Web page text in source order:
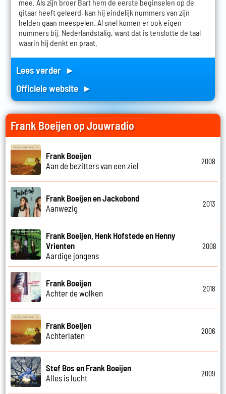
mee. Als zijn broer Bart hem de eerste beginselen op de
gitaar heeft geleerd, kan hij eindelijk nummers van zijn
helden gaan meespelen. Al snel komen er ook eigen
nummers bij. Nederlandstalig, want dat is tenslotte de taal
waarin hij denkt en praat.
Lees verder ►
Officiele website ►
Frank Boeijen op Jouwradio
Frank Boeijen
Aan de bezitters van een ziel
2008
Frank Boeijen en Jackobond
Aanwezig
2013
Frank Boeijen, Henk Hofstede en Henny
Vrienten
Aardige jongens
2008
Frank Boeijen
Achter de wolken
2018
Frank Boeijen
Achterlaten
2006
Stef Bos en Frank Boeijen
Alles is lucht
2009